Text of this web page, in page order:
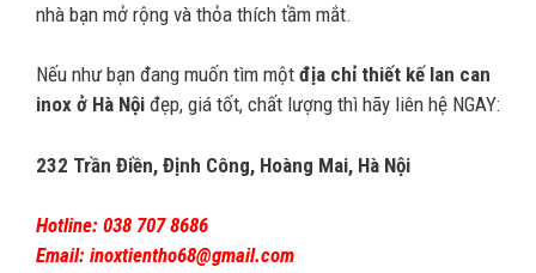
nhà bạn mở rộng và thỏa thích tầm mắt.
Nếu như bạn đang muốn tìm một địa chỉ thiết kế lan can
inox ở Hà Nội đẹp, giá tốt, chất lượng thì hãy liên hệ NGAY:
232 Trần Điền, Định Công, Hoàng Mai, Hà Nội
Hotline: 038 707 8686
Email: inoxtientho68@gmail.com